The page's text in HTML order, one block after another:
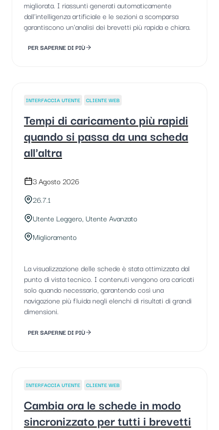
migliorata. I riassunti generati automaticamente
dall'intelligenza artificiale e le sezioni a scomparsa
garantiscono un'analisi dei brevetti più rapida e chiara.
PER SAPERNE DI PIÙ
INTERFACCIA UTENTE CLIENTE WEB
Tempi di caricamento più rapidi
quando si passa da una scheda
all'altra
3 Agosto 2026
26.7.1
Utente Leggero, Utente Avanzato
Miglioramento
La visualizzazione delle schede è stata ottimizzata dal
punto di vista tecnico. I contenuti vengono ora caricati
solo quando necessario, garantendo così una
navigazione più fluida negli elenchi di risultati di grandi
dimensioni.
PER SAPERNE DI PIÙ
INTERFACCIA UTENTE CLIENTE WEB
Cambia ora le schede in modo
sincronizzato per tutti i brevetti